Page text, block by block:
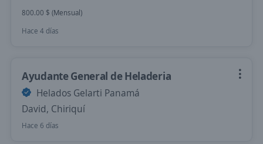
800.00 $ (Mensual)
Hace 4 días
Ayudante General de Heladeria
Helados Gelarti Panamá
David, Chiriquí
Hace 6 días